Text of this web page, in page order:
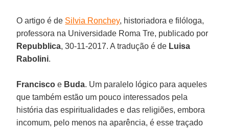
O artigo é de Silvia Ronchey, historiadora e filóloga,
professora na Universidade Roma Tre, publicado por
Repubblica, 30-11-2017. A tradução é de Luisa
Rabolini.
Francisco e Buda. Um paralelo lógico para aqueles
que também estão um pouco interessados pela
história das espiritualidades e das religiões, embora
incomum, pelo menos na aparência, é esse traçado